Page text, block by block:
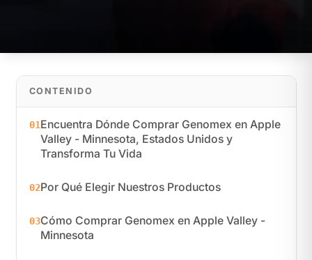
CONTENIDO
01Encuentra Dónde Comprar Genomex en Apple
Valley - Minnesota, Estados Unidos y
Transforma Tu Vida
02Por Qué Elegir Nuestros Productos
03Cómo Comprar Genomex en Apple Valley -
Minnesota